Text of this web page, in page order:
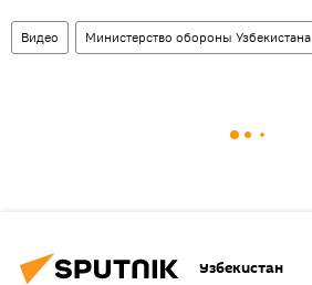
Видео Министерство обороны Узбекистана
Узбекистан